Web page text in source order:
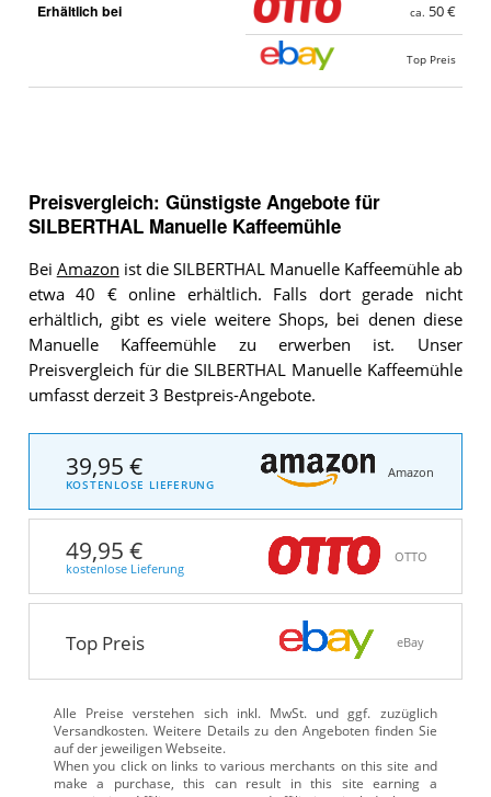
Erhältlich bei ca. 50 €
Top Preis
Preisvergleich: Günstigste Angebote für
SILBERTHAL Manuelle Kaffeemühle
Bei Amazon ist die SILBERTHAL Manuelle Kaffeemühle ab
etwa 40 € online erhältlich. Falls dort gerade nicht
erhältlich, gibt es viele weitere Shops, bei denen diese
Manuelle Kaffeemühle zu erwerben ist. Unser
Preisvergleich für die SILBERTHAL Manuelle Kaffeemühle
umfasst derzeit 3 Bestpreis-Angebote.
39,95 €
KOSTENLOSE LIEFERUNG
Amazon
49,95 €
kostenlose Lieferung
OTTO
Top Preis eBay
Alle Preise verstehen sich inkl. MwSt. und ggf. zuzüglich
Versandkosten. Weitere Details zu den Angeboten finden Sie
auf der jeweiligen Webseite.